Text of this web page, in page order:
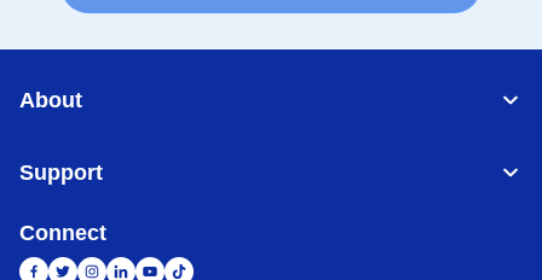
About
Support
Connect